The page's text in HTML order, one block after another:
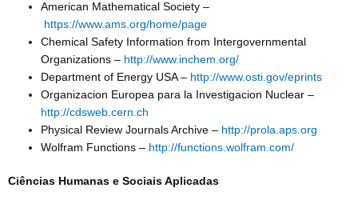
American Mathematical Society –
https://www.ams.org/home/page
Chemical Safety Information from Intergovernmental
Organizations – http://www.inchem.org/
Department of Energy USA – http://www.osti.gov/eprints
Organizacion Europea para la Investigacion Nuclear –
http://cdsweb.cern.ch
Physical Review Journals Archive – http://prola.aps.org
Wolfram Functions – http://functions.wolfram.com/
Ciências Humanas e Sociais Aplicadas